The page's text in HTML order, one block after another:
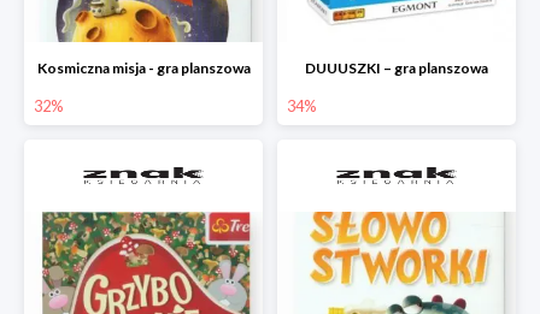
Kosmiczna misja - gra planszowa
32%
DUUUSZKI – gra planszowa
34%